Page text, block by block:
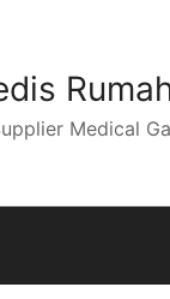
Medical